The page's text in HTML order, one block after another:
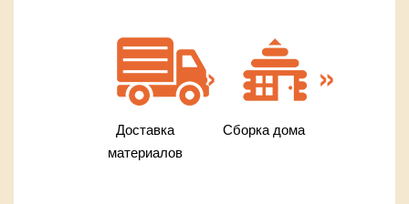
Доставка
материалов
Сборка дома